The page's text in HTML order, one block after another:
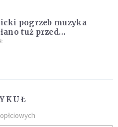
pogrzeb muzyka
tuż przed
Powodem była